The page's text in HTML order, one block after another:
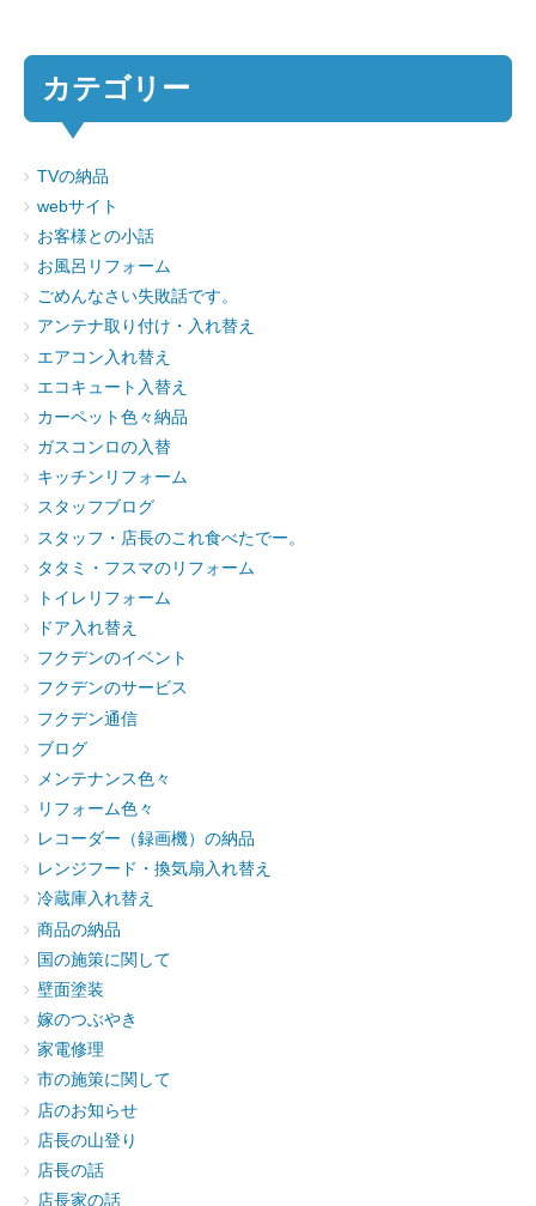
カテゴリー
TVの納品
webサイト
お客様との小話
お風呂リフォーム
ごめんなさい失敗話です。
アンテナ取り付け・入れ替え
エアコン入れ替え
エコキュート入替え
カーペット色々納品
ガスコンロの入替
キッチンリフォーム
スタッフブログ
スタッフ・店長のこれ食べたでー。
タタミ・フスマのリフォーム
トイレリフォーム
ドア入れ替え
フクデンのイベント
フクデンのサービス
フクデン通信
ブログ
メンテナンス色々
リフォーム色々
レコーダー（録画機）の納品
レンジフード・換気扇入れ替え
冷蔵庫入れ替え
商品の納品
国の施策に関して
壁面塗装
嫁のつぶやき
家電修理
市の施策に関して
店のお知らせ
店長の山登り
店長の話
店長家の話